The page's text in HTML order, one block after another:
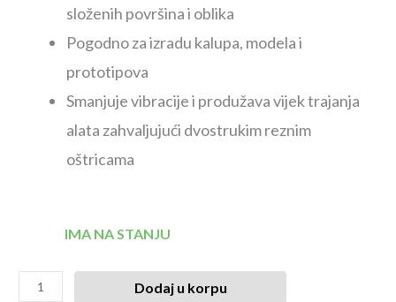
složenih površina i oblika
Pogodno za izradu kalupa, modela i
prototipova
Smanjuje vibracije i produžava vijek trajanja
alata zahvaljujući dvostrukim reznim
oštricama
IMA NA STANJU
Dodaj u korpu